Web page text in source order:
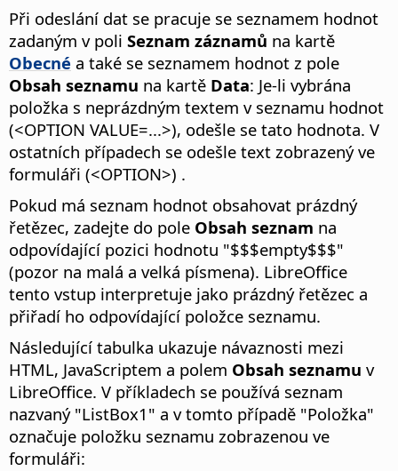
Při odeslání dat se pracuje se seznamem hodnot
zadaným v poli Seznam záznamů na kartě
Obecné a také se seznamem hodnot z pole
Obsah seznamu na kartě Data: Je-li vybrána
položka s neprázdným textem v seznamu hodnot
(<OPTION VALUE=...>), odešle se tato hodnota. V
ostatních případech se odešle text zobrazený ve
formuláři (<OPTION>) .
Pokud má seznam hodnot obsahovat prázdný
řetězec, zadejte do pole Obsah seznam na
odpovídající pozici hodnotu "$$$empty$$$"
(pozor na malá a velká písmena). LibreOffice
tento vstup interpretuje jako prázdný řetězec a
přiřadí ho odpovídající položce seznamu.
Následující tabulka ukazuje návaznosti mezi
HTML, JavaScriptem a polem Obsah seznamu v
LibreOffice. V příkladech se používá seznam
nazvaný "ListBox1" a v tomto případě "Položka"
označuje položku seznamu zobrazenou ve
formuláři: